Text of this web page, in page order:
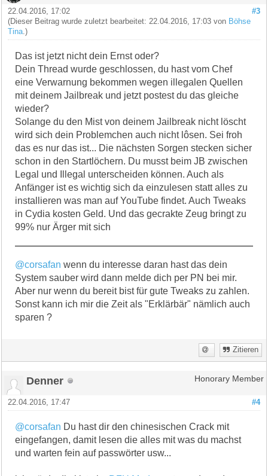
#3
22.04.2016, 17:02
(Dieser Beitrag wurde zuletzt bearbeitet: 22.04.2016, 17:03 von Böhse
Tina .)
Das ist jetzt nicht dein Ernst oder?
Dein Thread wurde geschlossen, du hast vom Chef
eine Verwarnung bekommen wegen illegalen Quellen
mit deinem Jailbreak und jetzt postest du das gleiche
wieder?
Solange du den Mist von deinem Jailbreak nicht löscht
wird sich dein Problemchen auch nicht lôsen. Sei froh
das es nur das ist... Die nächsten Sorgen stecken sicher
schon in den Startlöchern. Du musst beim JB zwischen
Legal und Illegal unterscheiden können. Auch als
Anfänger ist es wichtig sich da einzulesen statt alles zu
installieren was man auf YouTube findet. Auch Tweaks
in Cydia kosten Geld. Und das gecrakte Zeug bringt zu
99% nur Ärger mit sich
@corsafan wenn du interesse daran hast das dein
System sauber wird dann melde dich per PN bei mir.
Aber nur wenn du bereit bist für gute Tweaks zu zahlen.
Sonst kann ich mir die Zeit als "Erklärbär" nämlich auch
sparen ?
Zitieren
Denner Honorary Member
#4
22.04.2016, 17:47
@corsafan Du hast dir den chinesischen Crack mit
eingefangen, damit lesen die alles mit was du machst
und warten fein auf passwörter usw...